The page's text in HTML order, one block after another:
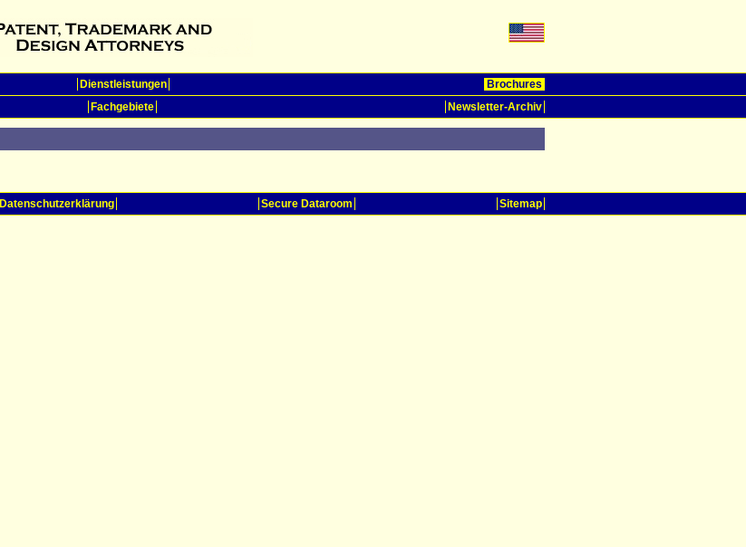
Dienstleistungen
Brochures
Fachgebiete Newsletter-Archiv
Datenschutzerklärung Secure Dataroom Sitemap